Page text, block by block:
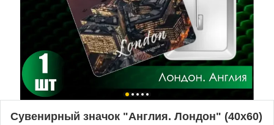
Сувенирный значок "Англия. Лондон" (40х60)